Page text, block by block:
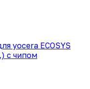
yocera ECOSYS
с чипом